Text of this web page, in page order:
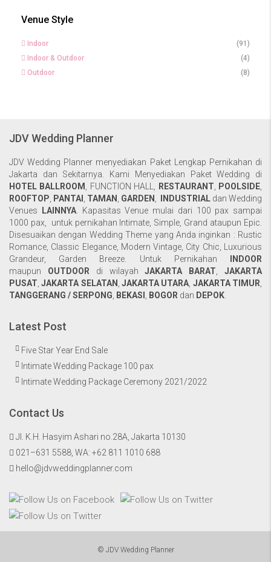
Venue Style
Indoor
(91)
Indoor & Outdoor
(4)
Outdoor
(8)
JDV Wedding Planner
JDV Wedding Planner menyediakan Paket Lengkap Pernikahan di
Jakarta dan Sekitarnya. Kami Menyediakan Paket Wedding di
HOTEL BALLROOM
FUNCTION HALL RESTAURANT POOLSIDE
ROOFTOP
PANTAI TAMAN GARDEN INDUSTRIAL dan Wedding
Venues
LAINNYA. Kapasitas Venue mulai dari 100 pax sampai
1000 pax, untuk pernikahan Intimate, Simple, Grand ataupun Epic.
Disesuaikan dengan Wedding Theme yang Anda inginkan : Rustic
Romance, Classic Elegance, Modern Vintage, City Chic, Luxurious
Grandeur, Garden Breeze. Untuk Pernikahan
INDOOR
maupun OUTDOOR di wilayahJAKARTA BARAT ,JAKARTA
PUSAT ,JAKARTA SELATAN ,JAKARTA UTARA JAKARTA TIMUR
TANGGERANG / SERPONG
BEKASI BOGOR dan DEPOK
Latest Post
Five Star Year End Sale
Intimate Wedding Package 100 pax
Intimate Wedding Package Ceremony 2021/2022
Contact Us
Jl. K.H. Hasyim Ashari no.28A, Jakarta 10130
021–631 5588, WA: +62 811 1010 688
hello@jdvweddingplanner.com
© JDV Wedding Planner